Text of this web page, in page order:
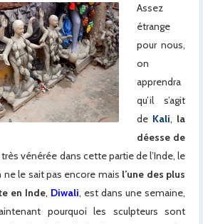
Assez
étrange
pour nous,
on
apprendra
qu’il s’agit
de Kali, la
déesse de
très vénérée dans cette partie de l’Inde, le
ne le sait pas encore mais l’une des plus
en Inde, Diwali, est dans une semaine,
pourquoi les sculpteurs sont